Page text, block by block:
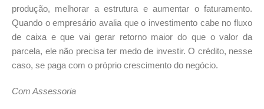
produção, melhorar a estrutura e aumentar o faturamento.
Quando o empresário avalia que o investimento cabe no fluxo
de caixa e que vai gerar retorno maior do que o valor da
parcela, ele não precisa ter medo de investir. O crédito, nesse
caso, se paga com o próprio crescimento do negócio.
Com Assessoria